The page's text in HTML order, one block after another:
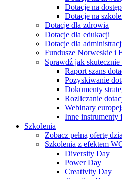
Dotacje na
Dotacje na
Dotacje dla zdrowia
Dotacje dla edukacji
Dotacje dla
Fundusze Norweskie i
Sprawdź jak
Raport szans
Pozyskiwanie
Dokumenty
Rozliczanie
Webinary
Inne instrumenty
Szkolenia
Zobacz pełną ofertę
Szkolenia z efektem
Diversity Day
Power Day
Creativity Day